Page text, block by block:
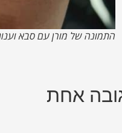
התמונה של מורן עם סבא
אחת